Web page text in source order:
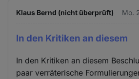
Klaus Bernd (nicht überprüft) Mo.
In den Kritiken an diesem
In den Kritiken an diesem
paar verräterische